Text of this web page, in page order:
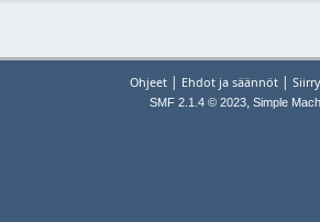
Ohjeet | Ehdot ja säännöt |
SMF 2.1.4 © 2023, Simple